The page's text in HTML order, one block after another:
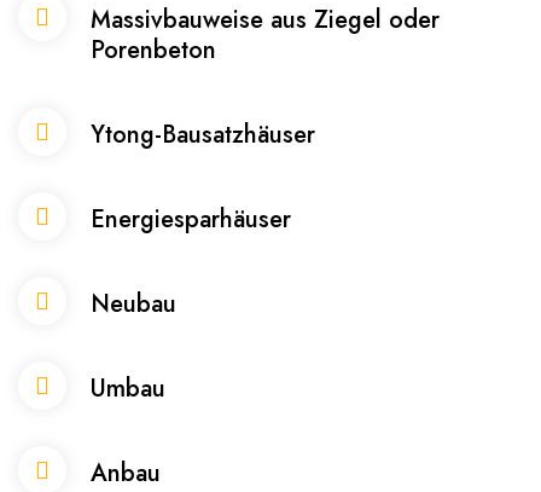
Massivbauweise aus Ziegel oder
Porenbeton
Ytong-Bausatzhäuser
Energiesparhäuser
Neubau
Umbau
Anbau